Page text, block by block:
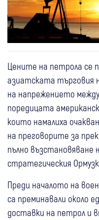
Цените на петрола се
азиатската търговия
на напрежението
поредицата
които намалиха
на преговорите за
пълно възстановяване
стратегическия
Преди началото на
са преминавали около
доставки на петрол и